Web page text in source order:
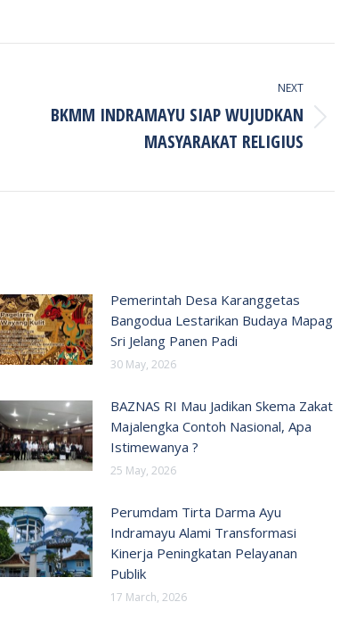
NEXT
BKMM INDRAMAYU SIAP WUJUDKAN
MASYARAKAT RELIGIUS
Pemerintah Desa Karanggetas
Bangodua Lestarikan Budaya Mapag
Sri Jelang Panen Padi
30 May, 2026
BAZNAS RI Mau Jadikan Skema Zakat
Majalengka Contoh Nasional, Apa
Istimewanya ?
25 May, 2026
Perumdam Tirta Darma Ayu
Indramayu Alami Transformasi
Kinerja Peningkatan Pelayanan
Publik
17 March, 2026